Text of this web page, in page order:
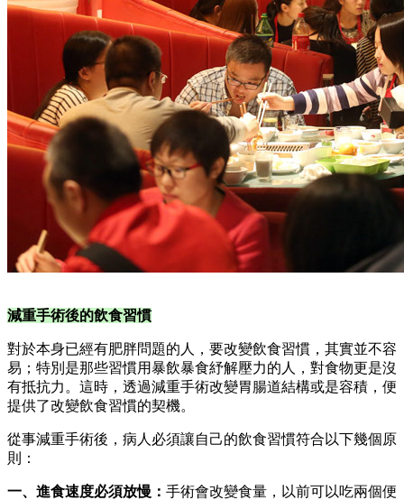
減重手術後的飲食習慣
對於本身已經有肥胖問題的人，要改變飲食習慣，其實並不容
易；特別是那些習慣用暴飲暴食紓解壓力的人，對食物更是沒
有抵抗力。這時，透過減重手術改變胃腸道結構或是容積，便
提供了改變飲食習慣的契機。
從事減重手術後，病人必須讓自己的飲食習慣符合以下幾個原
則：
一、進食速度必須放慢： 手術會改變食量，以前可以吃兩個便